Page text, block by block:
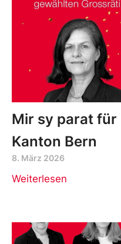
Mir sy parat für
Kanton Bern
8. März 2026
Weiterlesen